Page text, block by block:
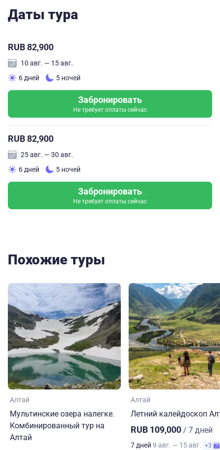
Даты тура
RUB 82,900
10 авг. — 15 авг.
6 дней
5 ночей
Забронировать
Не требует оплаты сейчас
RUB 82,900
25 авг. — 30 авг.
6 дней
5 ночей
Забронировать
Не требует оплаты сейчас
Похожие туры
Алтай
Мультинские озера налегке.
Комбинированный тур на
Алтай
Алтай
Летний калейдоскоп
RUB 109,000 / 7 дней
7 дней 9 авг. — 15 авг. +3